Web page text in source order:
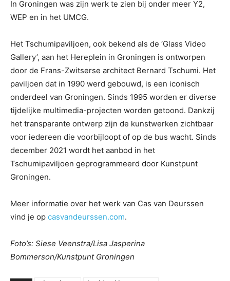
In Groningen was zijn werk te zien bij onder meer Y2,
WEP en in het UMCG.
Het Tschumipaviljoen, ook bekend als de ‘Glass Video
Gallery’, aan het Hereplein in Groningen is ontworpen
door de Frans-Zwitserse architect Bernard Tschumi. Het
paviljoen dat in 1990 werd gebouwd, is een iconisch
onderdeel van Groningen. Sinds 1995 worden er diverse
tijdelijke multimedia-projecten worden getoond. Dankzij
het transparante ontwerp zijn de kunstwerken zichtbaar
voor iedereen die voorbijloopt of op de bus wacht. Sinds
december 2021 wordt het aanbod in het
Tschumipaviljoen geprogrammeerd door Kunstpunt
Groningen.
Meer informatie over het werk van Cas van Deurssen
vind je op casvandeurssen.com.
Foto’s: Siese Veenstra/Lisa Jasperina
Bommerson/Kunstpunt Groningen